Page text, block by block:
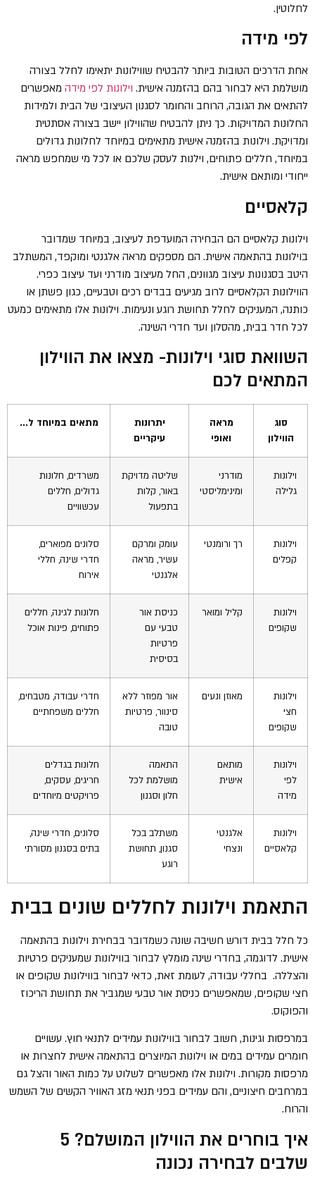
לחלוטין.
לפי מידה
אחת הדרכים הטובות ביותר להבטיח שווילונות יתאימו לחלל בצורה
מושלמת היא לבחור בהם בהזמנה אישית. וילונות לפי מידה מאפשרים
להתאים את הגובה, הרוחב והחומר לסגנון העיצובי של הבית ולמידות
החלונות המדויקות. כך ניתן להבטיח שהווילון יישב בצורה אסתטית
ומדויקת. וילונות בהזמנה אישית מתאימים במיוחד לחלונות גדולים
במיוחד, חללים פתוחים, וילנות לעסק שלכם או לכל מי שמחפש מראה
ייחודי ומותאם אישית.
קלאסיים
וילונות קלאסיים הם הבחירה המועדפת לעיצוב, במיוחד שמדובר
בוילונות בהתאמה אישית. הם מספקים מראה אלגנטי ומוקפד, המשתלב
היטב בסגנונות עיצוב מגוונים, החל מעיצוב מודרני ועד עיצוב כפרי.
הווילונות הקלאסיים לרוב מגיעים בבדים רכים וטבעיים, כגון פשתן או
כותנה, המעניקים לחלל תחושת רוגע ונעימות. וילונות אלו מתאימים כמעט
לכל חדר בבית, מהסלון ועד חדרי השינה.
השוואת סוגי וילונות- מצאו את הווילון
המתאים לכם
סוג
הווילון
מראה
ואופי
יתרונות
עיקריים
מתאים במיוחד ל…
וילונות
גלילה
מודרני
ומינימליסטי
שליטה מדויקת
באור, קלות
בתפעול
משרדים, חלונות
גדולים, חללים
עכשוויים
וילונות
קפלים
רך ורומנטי
עומק ומרקם
עשיר, מראה
אלגנטי
סלונים מפוארים,
חדרי שינה, חללי
אירוח
וילונות
שקופים
קליל ומואר
כניסת אור
טבעי עם
פרטיות
בסיסית
חלונות לגינה, חללים
פתוחים, פינות אוכל
וילונות
חצי
שקופים
מאוזן ונעים
אור מפוזר ללא
סינוור, פרטיות
טובה
חדרי עבודה, מטבחים,
חללים משפחתיים
וילונות
לפי
מידה
מותאם
אישית
התאמה
מושלמת לכל
חלון וסגנון
חלונות בגדלים
חריגים, עסקים,
פרויקטים מיוחדים
וילונות
קלאסיים
אלגנטי
ונצחי
משתלב בכל
סגנון, תחושת
רוגע
סלונים, חדרי שינה,
בתים בסגנון מסורתי
התאמת וילונות לחללים שונים בבית
כל חלל בבית דורש חשיבה שונה כשמדובר בבחירת וילונות בהתאמה
אישית. לדוגמה, בחדרי שינה מומלץ לבחור בווילונות שמעניקים פרטיות
והצללה. בחללי עבודה, לעומת זאת, כדאי לבחור בווילונות שקופים או
חצי שקופים, שמאפשרים כניסת אור טבעי שמגביר את תחושת הריכוז
והפוקוס.
במרפסות וגינות, חשוב לבחור בווילונות עמידים לתנאי חוץ. עשויים
חומרים עמידים במים או וילונות המיוצרים בהתאמה אישית לחצרות או
מרפסות מקורות. וילונות אלו מאפשרים לשלוט על כמות האור והצל גם
במרחבים חיצוניים, והם עמידים בפני תנאי מזג האוויר הקשים של השמש
והרוח.
איך בוחרים את הווילון המושלם? 5
שלבים לבחירה נכונה